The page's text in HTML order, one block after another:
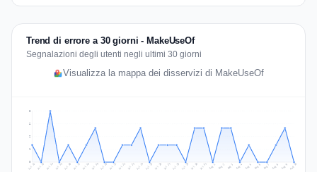
Trend di errore a 30 giorni - MakeUseOf
Segnalazioni degli utenti negli ultimi 30 giorni
Visualizza la mappa dei disservizi di MakeUseOf
1
2
2
3
Jul 12 Jul 13 Jul 14 Jul 15 Jul 16 Jul 17 Jul 18 Jul 19 Jul 20 Jul 21 Jul 22 Jul 23 Jul 24 Jul 25 Jul 26 Jul 27 Jul 28 Jul 29 Jul 30 Jul 31 Aug 1 Aug 2 Aug 3 Aug 4 Aug 5 Aug 6 Aug 7 Aug 8 Aug 9 Aug 10